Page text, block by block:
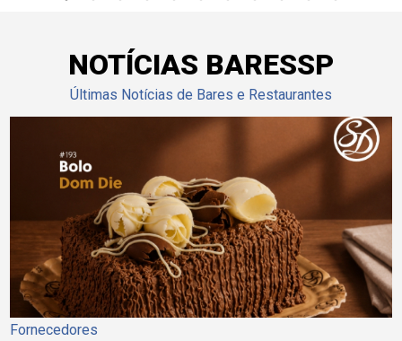
NOTÍCIAS BARESSP
Últimas Notícias de Bares e Restaurantes
Fornecedores